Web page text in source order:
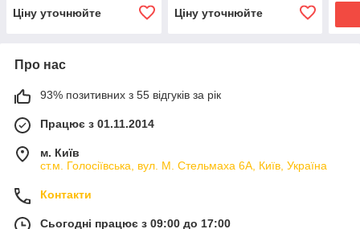
Ціну уточнюйте Ціну уточнюйте
Про нас
93% позитивних з 55 відгуків за рік
Працює з 01.11.2014
м. Київ
ст.м. Голосіївська, вул. М. Стельмаха 6А, Київ, Україна
Контакти
Сьогодні працює з 09:00 до 17:00